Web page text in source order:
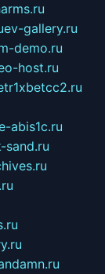
ev-gallery.ru
demo.ru
host.ru
abis1c.ru
sand.ru